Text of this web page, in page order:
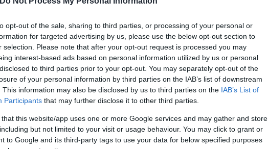
opt-out of the sale, sharing to third parties, or processing of your personal or
for targeted advertising by us, please use the below opt-out section to
selection. Please note that after your opt-out request is processed you may
interest-based ads based on personal information utilized by us or personal
to third parties prior to your opt-out. You may separately opt-out of the
of your personal information by third parties on the IAB’s list of downstream
This information may also be disclosed by us to third parties on the IAB’s List of
Participants that may further disclose it to other third parties.
that this website/app uses one or more Google services and may gather and store
but not limited to your visit or usage behaviour. You may click to grant or
to Google and its third-party tags to use your data for below specified purposes